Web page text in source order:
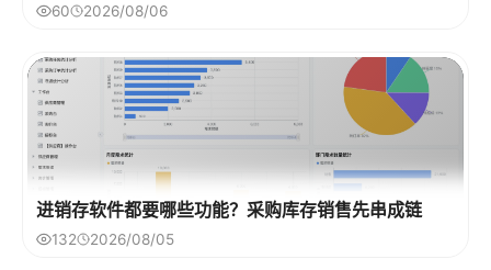
60 2026/08/06
进销存软件都要哪些功能？采购库存销售先串成链
132 2026/08/05